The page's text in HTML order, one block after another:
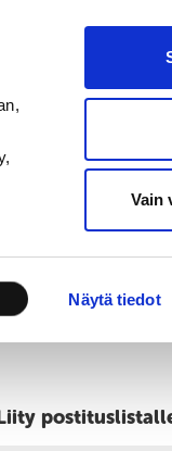
Näytä tiedot
Vain